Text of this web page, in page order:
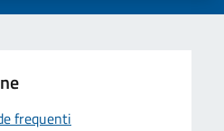
frequenti